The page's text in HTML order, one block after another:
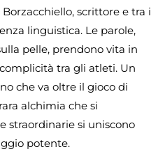
scrittore e tra i
linguistica. Le parole,
pelle, prendono vita in
tra gli atleti. Un
che va oltre il gioco di
alchimia che si
straordinarie si uniscono
potente.